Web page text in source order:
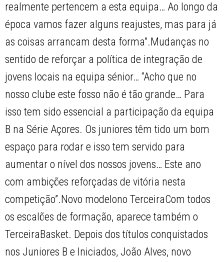
realmente pertencem a esta equipa… Ao longo da
época vamos fazer alguns reajustes, mas para já
as coisas arrancam desta forma”.Mudanças no
sentido de reforçar a política de integração de
jovens locais na equipa sénior… “Acho que no
nosso clube este fosso não é tão grande… Para
isso tem sido essencial a participação da equipa
B na Série Açores. Os juniores têm tido um bom
espaço para rodar e isso tem servido para
aumentar o nível dos nossos jovens… Este ano
com ambições reforçadas de vitória nesta
competição”.Novo modelono TerceiraCom todos
os escalões de formação, aparece também o
TerceiraBasket. Depois dos títulos conquistados
nos Juniores B e Iniciados, João Alves, novo